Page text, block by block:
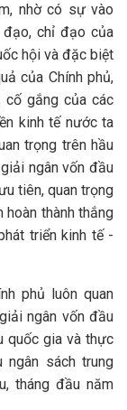
nhờ có sự vào
đạo, chỉ đạo của
hội và đặc biệt
của Chính phủ,
cố gắng của các
kinh tế nước ta
trọng trên hầu
ngân vốn đầu
tiên, quan trọng
thành thắng
triển kinh tế -
phủ luôn quan
ngân vốn đầu
quốc gia và thực
sách trung
tháng đầu năm